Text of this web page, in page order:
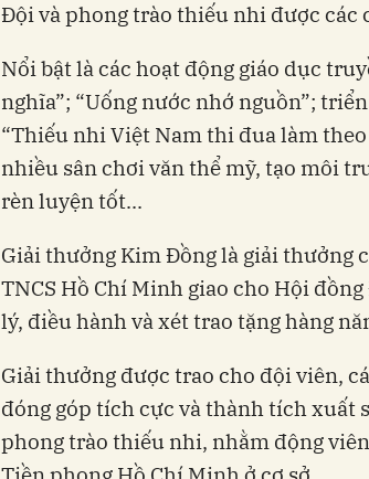
Đội và phong trào thiếu nhi được các
Nổi bật là các hoạt động giáo dục
nghĩa”; “Uống nước nhớ nguồn”;
“Thiếu nhi Việt Nam thi đua làm
nhiều sân chơi văn thể mỹ, tạo môi
rèn luyện tốt...
Giải thưởng Kim Đồng là giải thưởng
TNCS Hồ Chí Minh giao cho Hội
lý, điều hành và xét trao tặng hàng
Giải thưởng được trao cho đội viên,
đóng góp tích cực và thành tích xuất
phong trào thiếu nhi, nhằm động